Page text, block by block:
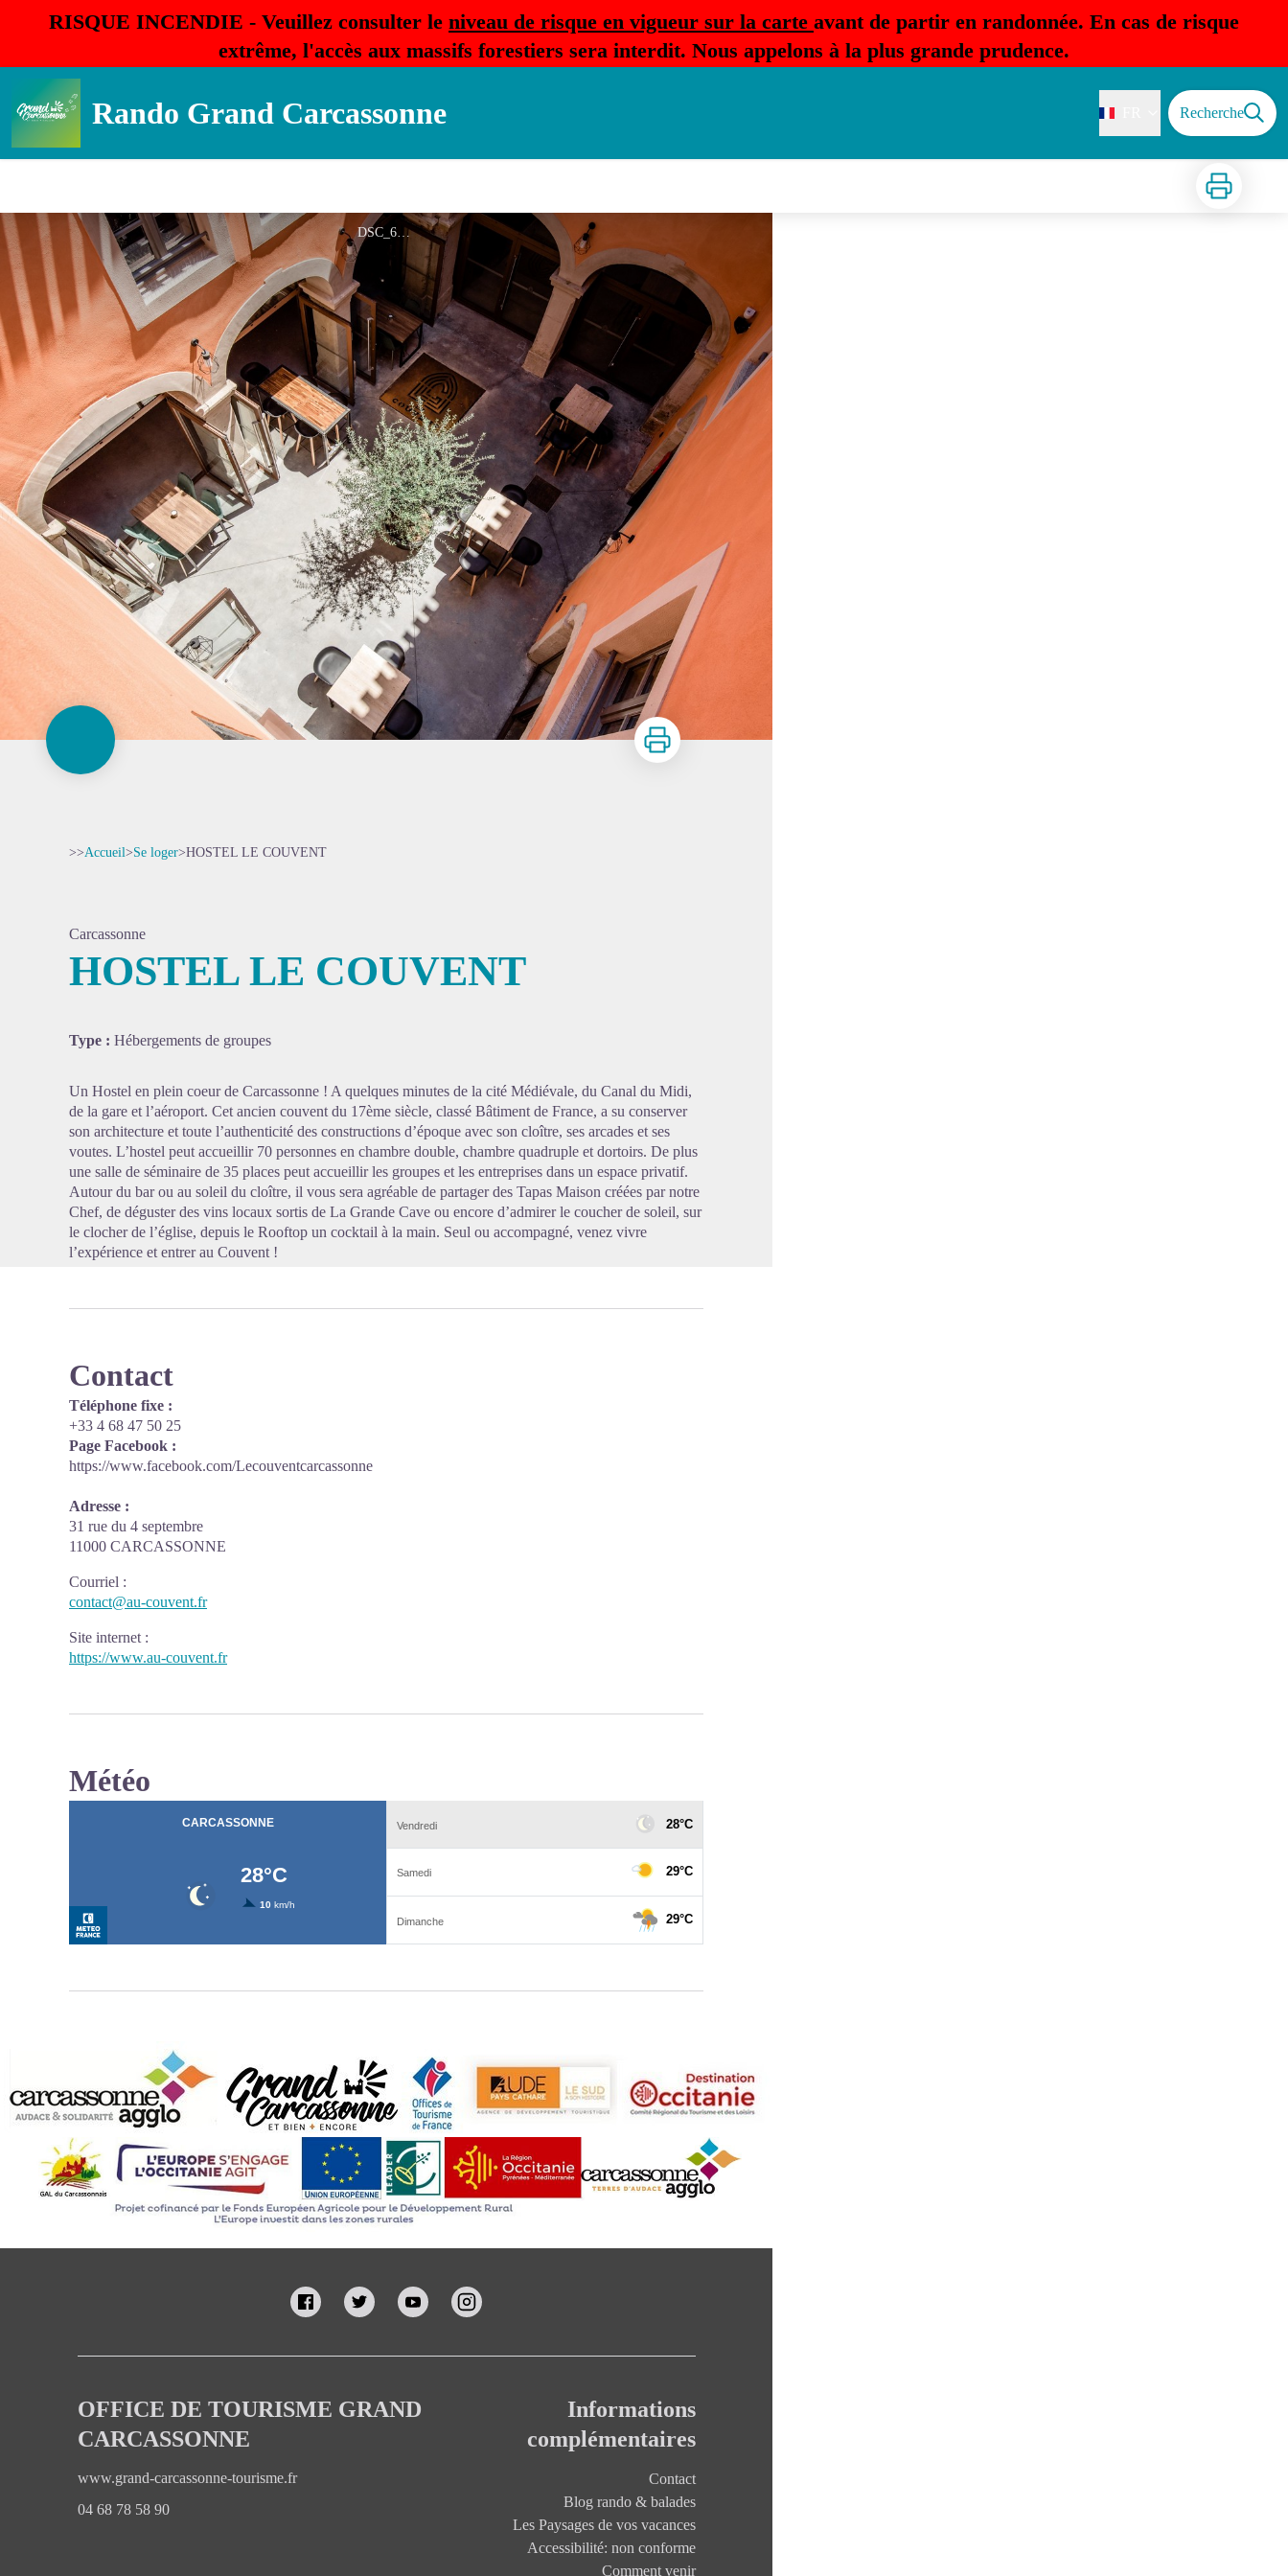
RISQUE INCENDIE - Veuillez consulter le niveau de risque en vigueur sur la carte avant de partir en randonnée. En cas de risque
extrême, l'accès aux massifs forestiers sera interdit. Nous appelons à la plus grande prudence.
Rando Grand Carcassonne Recherche
Imprimer
DSC_6263
Imprimer
>>Accueil>Se loger>HOSTEL LE COUVENT
Carcassonne
HOSTEL LE COUVENT
Type : Hébergements de groupes
Un Hostel en plein coeur de Carcassonne ! A quelques minutes de la cité Médiévale, du Canal du Midi,
de la gare et l’aéroport. Cet ancien couvent du 17ème siècle, classé Bâtiment de France, a su conserver
son architecture et toute l’authenticité des constructions d’époque avec son cloître, ses arcades et ses
voutes. L’hostel peut accueillir 70 personnes en chambre double, chambre quadruple et dortoirs. De plus
une salle de séminaire de 35 places peut accueillir les groupes et les entreprises dans un espace privatif.
Autour du bar ou au soleil du cloître, il vous sera agréable de partager des Tapas Maison créées par notre
Chef, de déguster des vins locaux sortis de La Grande Cave ou encore d’admirer le coucher de soleil, sur
le clocher de l’église, depuis le Rooftop un cocktail à la main. Seul ou accompagné, venez vivre
l’expérience et entrer au Couvent !
Contact
Téléphone fixe :
+33 4 68 47 50 25
Page Facebook :
https://www.facebook.com/Lecouventcarcassonne
Adresse :
31 rue du 4 septembre
11000 CARCASSONNE
Courriel :
contact@au-couvent.fr
Site internet :
https://www.au-couvent.fr
Météo
OFFICE DE TOURISME GRAND
CARCASSONNE
www.grand-carcassonne-tourisme.fr
04 68 78 58 90
Informations
complémentaires
Contact
Blog rando & balades
Les Paysages de vos vacances
Accessibilité: non conforme
Comment venir